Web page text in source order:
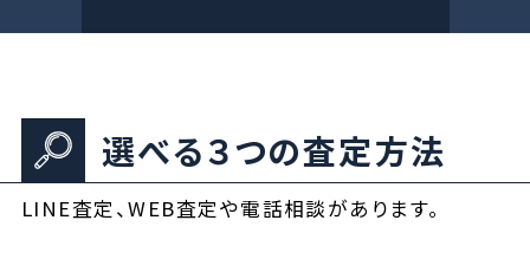
選べる３つの査定方法
LINE査定、WEB査定や電話相談があります。